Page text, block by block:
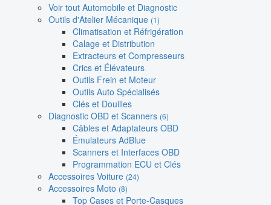
Voir tout Automobile et Diagnostic
Outils d'Atelier Mécanique (1)
Climatisation et Réfrigération
Calage et Distribution
Extracteurs et Compresseurs
Crics et Élévateurs
Outils Frein et Moteur
Outils Auto Spécialisés
Clés et Douilles
Diagnostic OBD et Scanners (6)
Câbles et Adaptateurs OBD
Émulateurs AdBlue
Scanners et Interfaces OBD
Programmation ECU et Clés
Accessoires Voiture (24)
Accessoires Moto (8)
Top Cases et Porte-Casques